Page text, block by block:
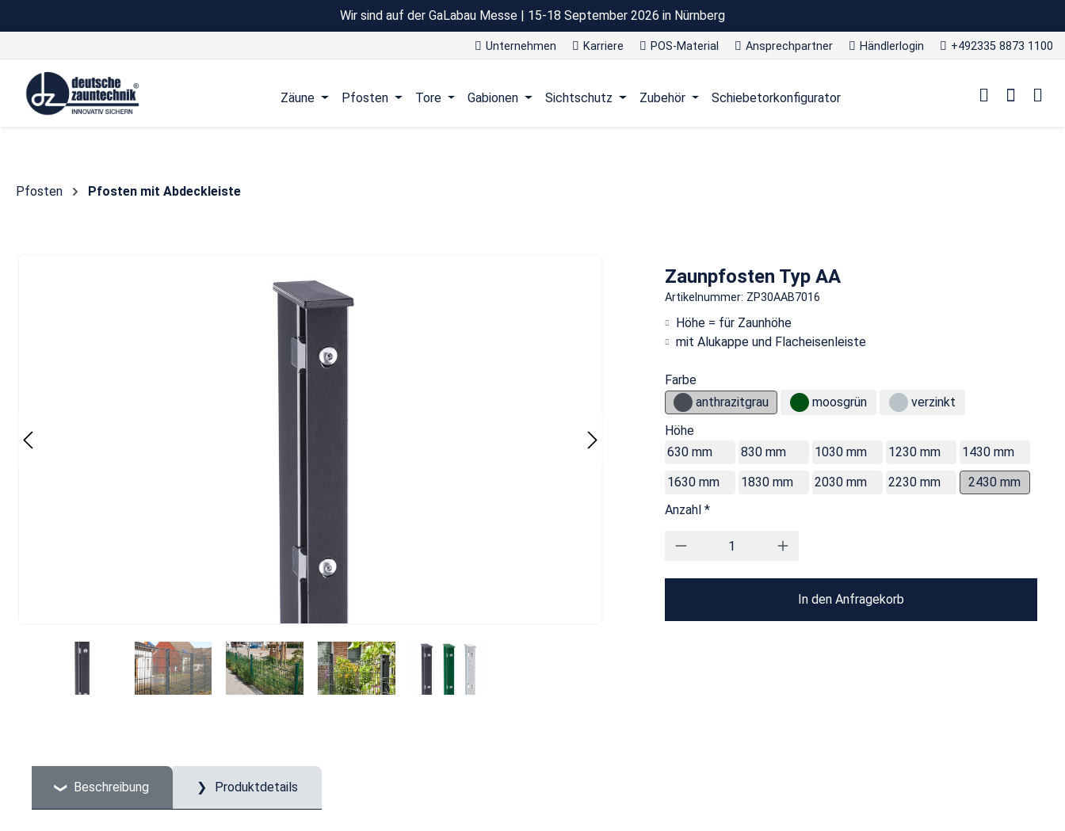
Wir sind auf der GaLabau Messe | 15-18 September 2026 in Nürnberg
Unternehmen Karriere POS-Material Ansprechpartner Händlerlogin +492335 8873 1100
Zäune Pfosten Tore Gabionen Sichtschutz Zubehör Schiebetorkonfigurator
Pfosten Pfosten mit Abdeckleiste
Zaunpfosten Typ AA
Artikelnummer: ZP30AAB7016
Höhe = für Zaunhöhe
mit Alukappe und Flacheisenleiste
Farbe
anthrazitgrau
moosgrün
verzinkt
Höhe
630 mm
830 mm 1030 mm 1230 mm
1430 mm
1630 mm
1830 mm 2030 mm 2230 mm
2430 mm
Anzahl *
In den Anfragekorb
Beschreibung Produktdetails